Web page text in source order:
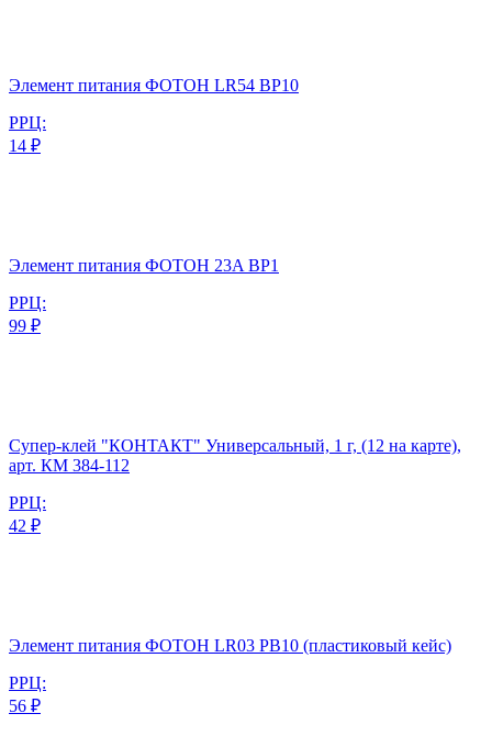
Элемент питания ФОТОН LR54 BP10
РРЦ:
14 ₽
Элемент питания ФОТОН 23A BP1
РРЦ:
99 ₽
Супер-клей "КОНТАКТ" Универсальный, 1 г, (12 на карте),
арт. КМ 384-112
РРЦ:
42 ₽
Элемент питания ФОТОН LR03 PB10 (пластиковый кейс)
РРЦ:
56 ₽